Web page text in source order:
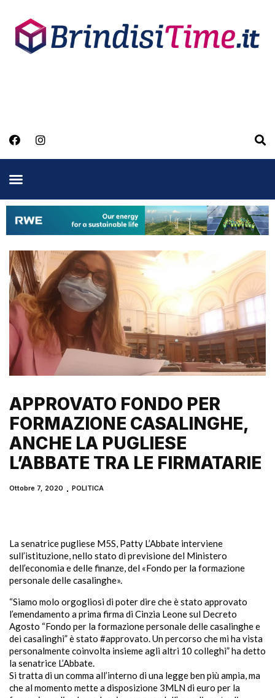
APPROVATO FONDO PER
FORMAZIONE CASALINGHE,
ANCHE LA PUGLIESE
L’ABBATE TRA LE FIRMATARIE
Ottobre 7, 2020 POLITICA
La senatrice pugliese M5S, Patty L’Abbate interviene
sull’istituzione, nello stato di previsione del Ministero
dell’economia e delle finanze, del «Fondo per la formazione
personale delle casalinghe».
“Siamo molo orgogliosi di poter dire che è stato approvato
l’emendamento a prima firma di Cinzia Leone sul Decreto
Agosto “Fondo per la formazione personale delle casalinghe e
dei casalinghi” è stato #approvato. Un percorso che mi ha vista
personalmente coinvolta insieme agli altri 10 colleghi” ha detto
la senatrice L’Abbate.
Si tratta di un comma all’interno di una legge ben più ampia, ma
che al momento mette a disposizione 3MLN di euro per la